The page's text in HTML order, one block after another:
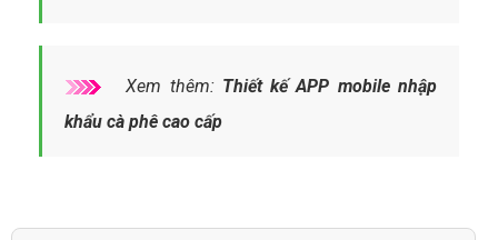
Xem thêm: Thiết kế APP mobile nhập
khẩu cà phê cao cấp